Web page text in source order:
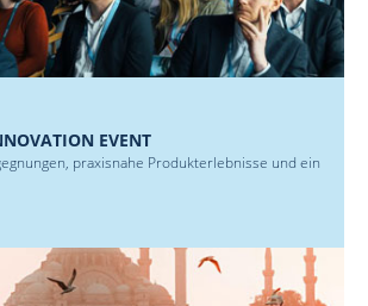
EVENT
praxisnahe Produkterlebnisse und ein